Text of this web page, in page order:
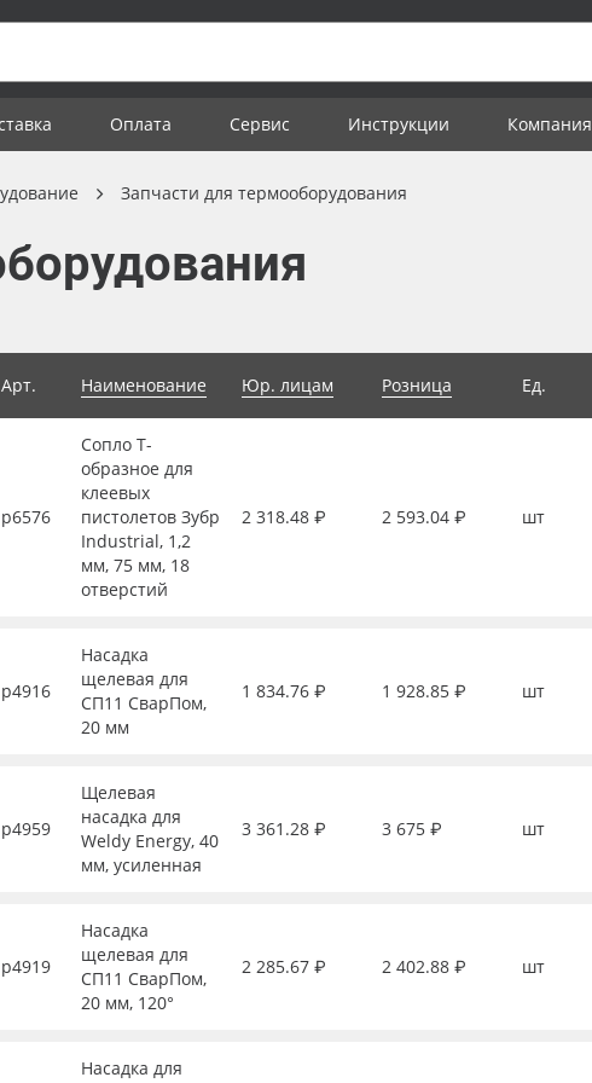
Оплата Сервис Инструкции Компания
Запчасти для термооборудования
Арт. Наименование Юр. лицам Розница Ед.
р6576
Сопло Т-
образное для
клеевых
пистолетов Зубр
Industrial, 1,2
мм, 75 мм, 18
отверстий
2 318.48 ₽ 2 593.04 ₽ шт
р4916
Насадка
щелевая для
СП11 СварПом,
20 мм
1 834.76 ₽ 1 928.85 ₽ шт
р4959
Щелевая
насадка для
Weldy Energy, 40
мм, усиленная
3 361.28 ₽ 3 675 ₽ шт
р4919
Насадка
щелевая для
СП11 СварПом,
20 мм, 120°
2 285.67 ₽ 2 402.88 ₽ шт
Насадка для